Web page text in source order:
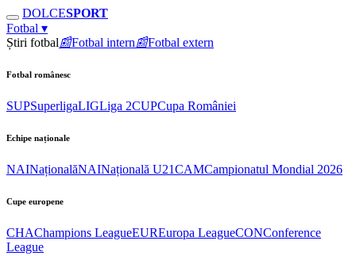
DOLCESPORT
Fotbal ▾
Știri fotbal📰Fotbal intern📰Fotbal extern
Fotbal românesc
SUPSuperligaLIGLiga 2CUPCupa României
Echipe naționale
NAINaționalăNAINațională U21CAMCampionatul Mondial 2026
Cupe europene
CHAChampions LeagueEUREuropa LeagueCONConference
League